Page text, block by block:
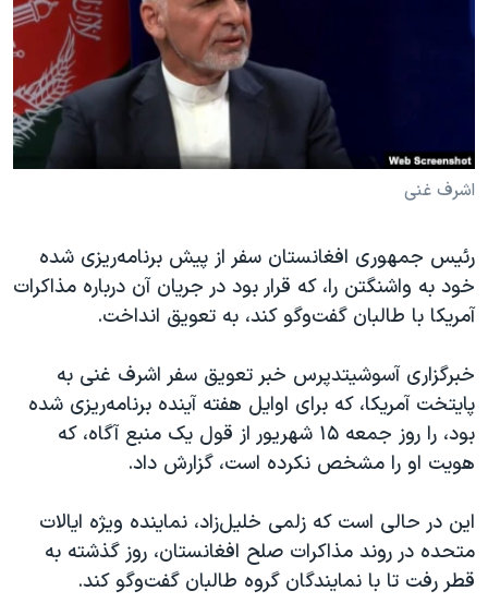
اسرائیل در جنگ
آرشیو پخش زنده
انتخابات ریاست جمهوری آمریکا ۲۰۲۴
حمله جمهوری اسلامی به اسرائیل
ورزش زنان در ایران
مجموعه مستندهای دادخواهی
تریبونال مردمی آبان ۹۸
چهل سال گروگان‌گیری
قانون شفافیت دارائی کادر رهبری ایران
اعتراضات مردمی آبان ۹۸
نرگس محمدی برنده جایزه نوبل صلح
همایش محافظه‌کاران آمریکا «سی‌پک»
زبانهای مختلف
اشرف غنی
رئیس جمهوری افغانستان سفر از پیش برنامه‌ریزی شده
خود به واشنگتن را، که قرار بود در جریان آن درباره مذاکرات
آمریکا با طالبان گفت‌وگو کند، به تعویق انداخت.
خبرگزاری آسوشیتدپرس خبر تعویق سفر اشرف غنی به
پایتخت آمریکا، که برای اوایل هفته آینده برنامه‌ریزی شده
بود، را روز جمعه ۱۵ شهریور از قول یک منبع آگاه، که
هویت او را مشخص نکرده است، گزارش داد.
این در حالی است که زلمی خلیل‌زاد، نماینده ویژه ایالات
متحده در روند مذاکرات صلح افغانستان، روز گذشته به
قطر رفت تا با نمایندگان گروه طالبان گفت‌وگو کند.